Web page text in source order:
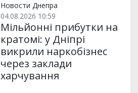
Новости Днепра
04.08.2026 10:59
Мільйонні прибутки на
кратомі: у Дніпрі
викрили наркобізнес
через заклади
харчування